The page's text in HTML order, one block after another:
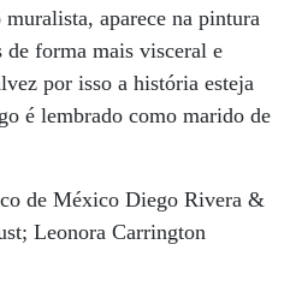
aparece na pintura
de forma mais visceral e
por isso a história esteja
é lembrado como marido de
de México Diego Rivera &
Leonora Carrington